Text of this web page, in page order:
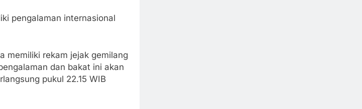
pengalaman internasional
memiliki rekam jejak gemilang
dan bakat ini akan
pukul 22.15 WIB